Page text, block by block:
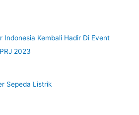
Indonesia Kembali Hadir Di Event
2023
Sepeda Listrik